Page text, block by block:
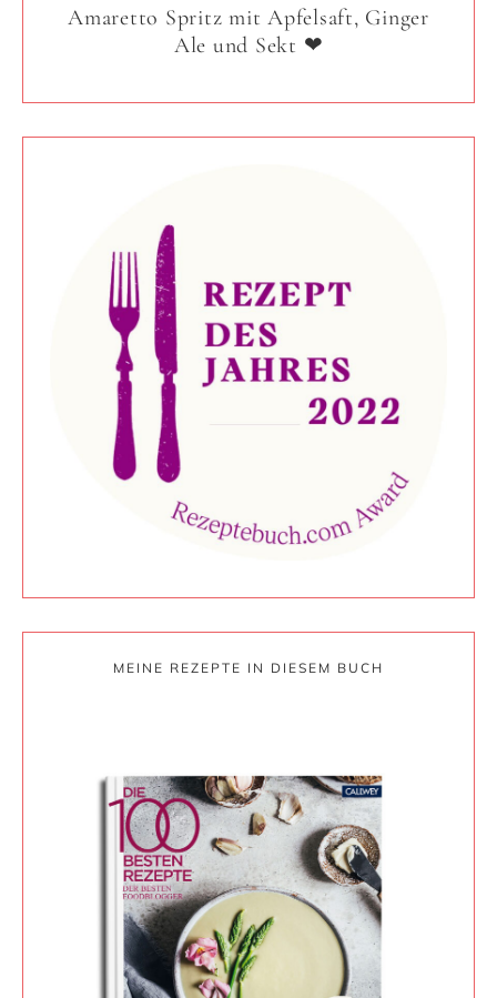
Amaretto Spritz mit Apfelsaft, Ginger
Ale und Sekt ❤
MEINE REZEPTE IN DIESEM BUCH